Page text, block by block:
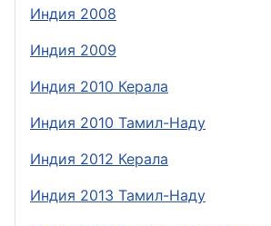
Индия 2008
Индия 2009
Индия 2010 Керала
Индия 2010 Тамил-Наду
Индия 2012 Керала
Индия 2013 Тамил-Наду